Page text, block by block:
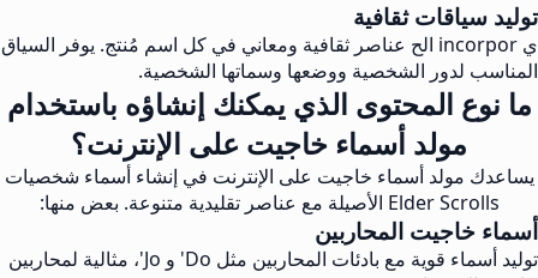
توليد سياقات ثقافية
ي incorpor الح عناصر ثقافية ومعاني في كل اسم مُنتج. يوفر السياق
المناسب لدور الشخصية ووضعها وسماتها الشخصية.
ما نوع المحتوى الذي يمكنك إنشاؤه باستخدام
مولد أسماء خاجيت على الإنترنت؟
يساعدك مولد أسماء خاجيت على الإنترنت في إنشاء أسماء شخصيات
Elder Scrolls الأصيلة مع عناصر تقليدية متنوعة. بعض منها:
أسماء خاجيت المحاربين
توليد أسماء قوية مع بادئات المحاربين مثل Do' و Jo'، مثالية لمحاربين